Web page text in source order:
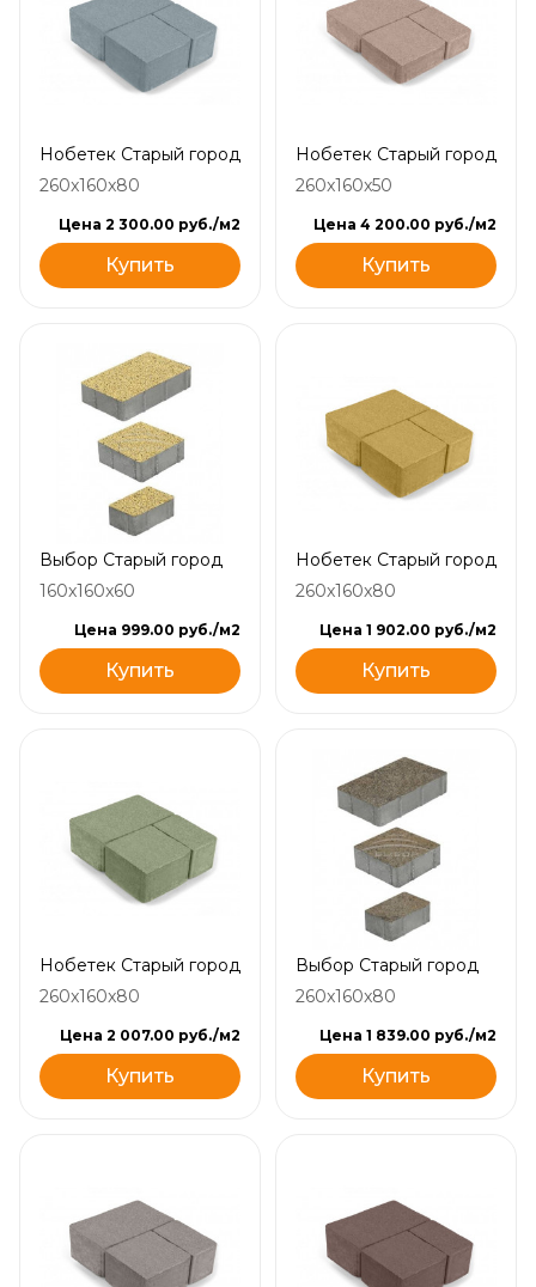
Нобетек Старый город
260x160x80
Цена 2 300.00 руб./м2
Купить
Нобетек Старый город
260x160x50
Цена 4 200.00 руб./м2
Купить
Выбор Старый город
160x160x60
Цена 999.00 руб./м2
Купить
Нобетек Старый город
260x160x80
Цена 1 902.00 руб./м2
Купить
Нобетек Старый город
260x160x80
Цена 2 007.00 руб./м2
Купить
Выбор Старый город
260x160x80
Цена 1 839.00 руб./м2
Купить